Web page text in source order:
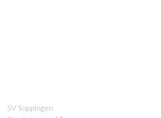
SV Suppingen